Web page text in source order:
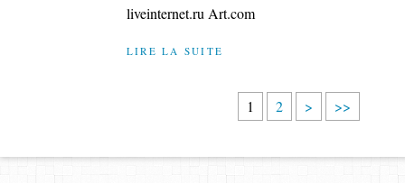
liveinternet.ru Art.com
LIRE LA SUITE
1 2 > >>